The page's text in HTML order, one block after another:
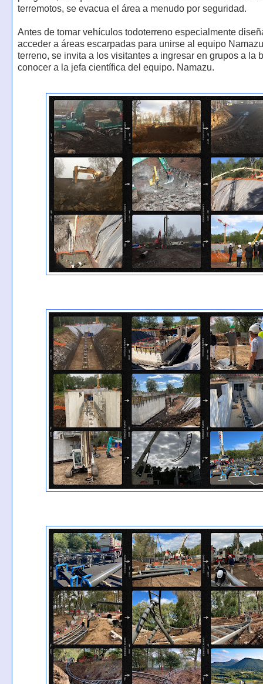
terremotos, se evacua el área a menudo por seguridad.
Antes de tomar vehículos todoterreno especialmente
acceder a áreas escarpadas para unirse al equipo
terreno, se invita a los visitantes a ingresar en grupos a la
conocer a la jefa científica del equipo. Namazu.